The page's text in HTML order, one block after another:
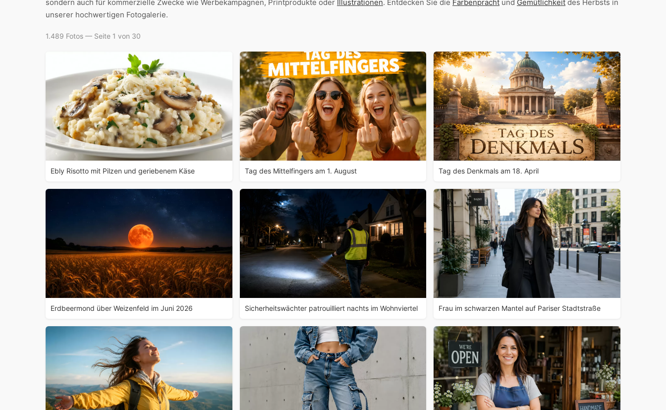
sondern auch für kommerzielle Zwecke wie Werbekampagnen, Printprodukte oder Illustrationen. Entdecken Sie die Farbenpracht und Gemütlichkeit des Herbsts in
unserer hochwertigen Fotogalerie.
1.489 Fotos — Seite 1 von 30
Ebly Risotto mit Pilzen und geriebenem Käse Tag des Mittelfingers am 1. August Tag des Denkmals am 18. April
Erdbeermond über Weizenfeld im Juni 2026 Sicherheitswächter patrouilliert nachts im Wohnviertel Frau im schwarzen Mantel auf Pariser Stadtstraße